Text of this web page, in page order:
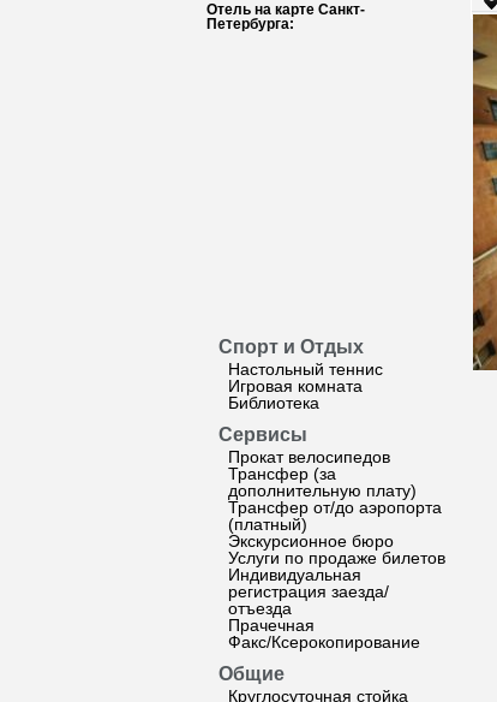
Отель на карте Санкт-
Петербурга:
Спорт и Отдых
Настольный теннис
Игровая комната
Библиотека
Сервисы
Прокат велосипедов
Трансфер (за
дополнительную плату)
Трансфер от/до аэропорта
(платный)
Экскурсионное бюро
Услуги по продаже билетов
Индивидуальная
регистрация заезда/
отъезда
Прачечная
Факс/Ксерокопирование
Общие
Круглосуточная стойка